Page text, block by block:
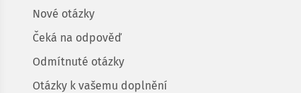
Nové otázky
Čeká na odpověď
Odmítnuté otázky
Otázky k vašemu doplnění